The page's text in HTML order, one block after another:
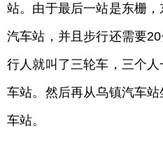
站。由于最后一站是东栅
汽车站，并且步行还需要
行人就叫了三轮车，三个
车站。然后再从乌镇汽车
车站。